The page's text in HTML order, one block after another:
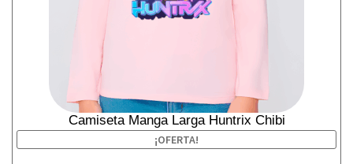
Camiseta Manga Larga Huntrix Chibi
¡OFERTA!